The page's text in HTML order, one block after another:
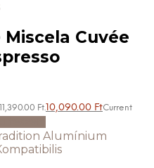
Cuvée
Ft.10,090.00 FtCurrent